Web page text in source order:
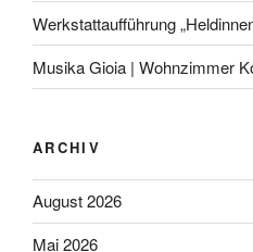
Werkstattaufführung
Musika Gioia | Wohnzimmer
ARCHIV
August 2026
Mai 2026